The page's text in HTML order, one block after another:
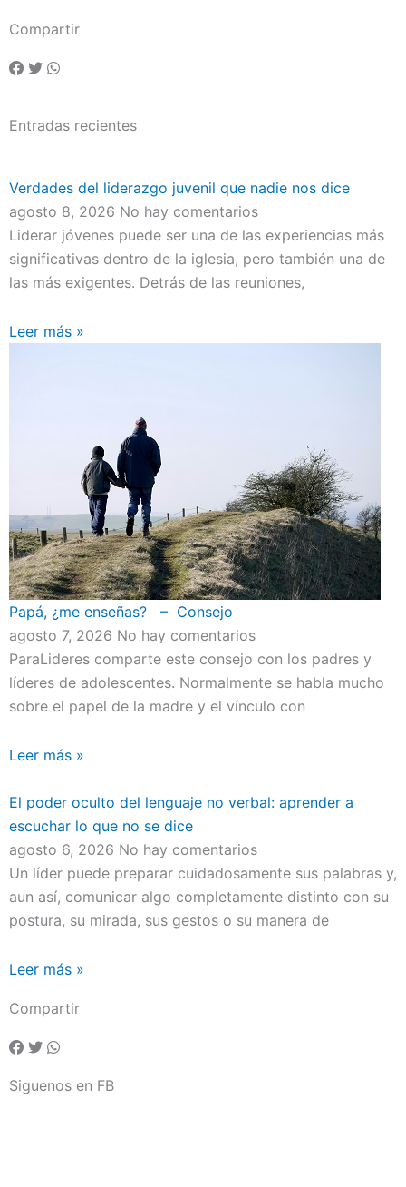
Compartir
Entradas recientes
Verdades del liderazgo juvenil que nadie nos dice
agosto 8, 2026 No hay comentarios
Liderar jóvenes puede ser una de las experiencias más
significativas dentro de la iglesia, pero también una de
las más exigentes. Detrás de las reuniones,
Leer más »
Papá, ¿me enseñas? – Consejo
agosto 7, 2026 No hay comentarios
ParaLideres comparte este consejo con los padres y
líderes de adolescentes. Normalmente se habla mucho
sobre el papel de la madre y el vínculo con
Leer más »
El poder oculto del lenguaje no verbal: aprender a
escuchar lo que no se dice
agosto 6, 2026 No hay comentarios
Un líder puede preparar cuidadosamente sus palabras y,
aun así, comunicar algo completamente distinto con su
postura, su mirada, sus gestos o su manera de
Leer más »
Compartir
Siguenos en FB